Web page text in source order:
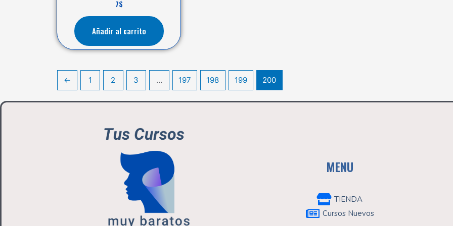
7$
Añadir al carrito
← 1 2 3 … 197 198 199 200
MENU
TIENDA
Cursos Nuevos